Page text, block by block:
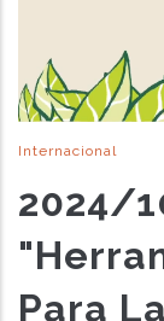
Internacional
2024/
Para